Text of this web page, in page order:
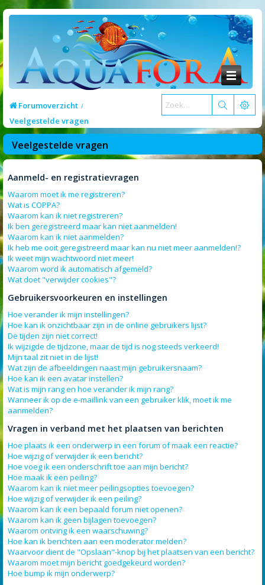
Forumoverzicht
Veelgestelde vragen
Veelgestelde vragen
Aanmeld- en registratievragen
Waarom moet ik me registreren?
Wat is COPPA?
Waarom kan ik niet registreren?
Ik ben geregistreerd maar kan niet aanmelden!
Waarom kan ik niet aanmelden?
Ik heb me ooit geregistreerd maar kan nu niet meer aanmelden!?
Ik weet mijn wachtwoord niet meer!
Waarom word ik automatisch afgemeld?
Wat doet "verwijder cookies"?
Gebruikersvoorkeuren en instellingen
Hoe verander ik mijn instellingen?
Hoe kan ik onzichtbaar zijn in de online gebruikers lijst?
De tijden zijn niet correct!
Ik wijzigde de tijdzone, maar de tijd is nog steeds verkeerd!
Mijn taal zit niet in de lijst!
Wat zijn de afbeeldingen naast mijn gebruikersnaam?
Hoe kan ik een avatar instellen?
Wat is mijn rang en hoe verander ik mijn rang?
Wanneer ik op de e-maillink van een gebruiker klik, moet ik me
aanmelden?
Vragen in verband met het plaatsen van berichten
Hoe plaats ik een onderwerp in een forum of maak een reactie?
Hoe wijzig of verwijder ik een bericht?
Hoe voeg ik een onderschrift toe aan mijn bericht?
Hoe maak ik een peiling?
Waarom kan ik niet meer peilingsopties toevoegen?
Hoe wijzig of verwijder ik een peiling?
Waarom kan ik een bepaald forum niet openen?
Waarom kan ik geen bijlagen toevoegen?
Waarom ontving ik een waarschuwing?
Hoe kan ik berichten aan een moderator melden?
Waarvoor dient de "Opslaan"-knop bij het plaatsen van een bericht?
Waarom moet mijn bericht goedgekeurd worden?
Hoe bump ik mijn onderwerp?